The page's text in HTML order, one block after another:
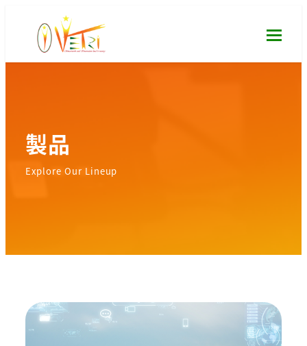
製品
Explore Our Lineup